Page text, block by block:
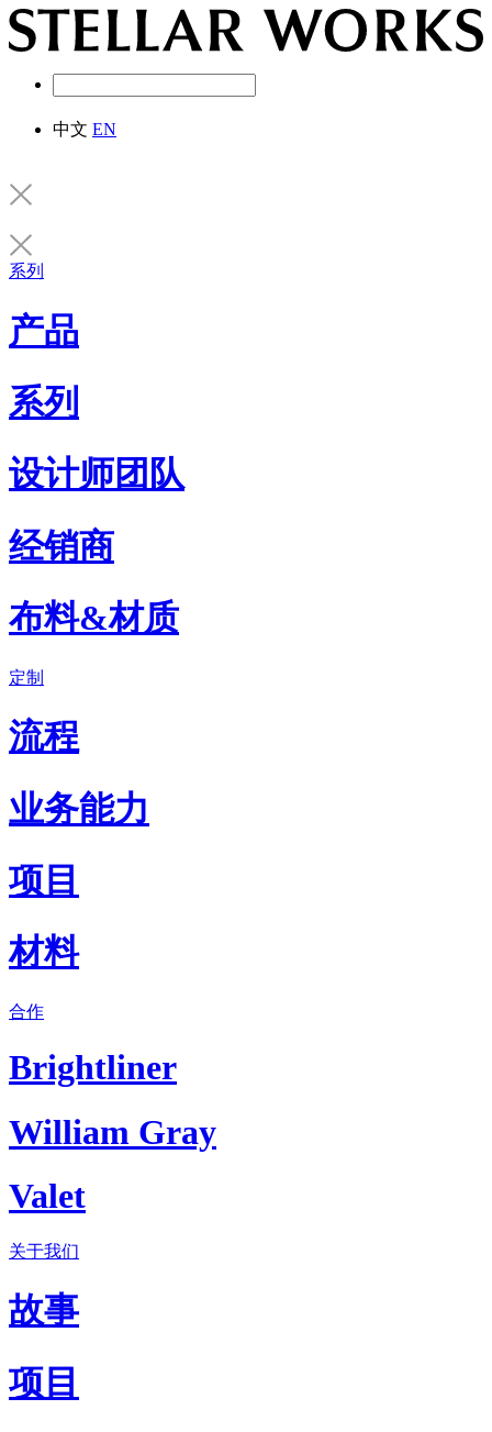
中文 EN
系列
产品
系列
设计师团队
经销商
布料&材质
定制
流程
业务能力
项目
材料
合作
Brightliner
William Gray
Valet
关于我们
故事
项目